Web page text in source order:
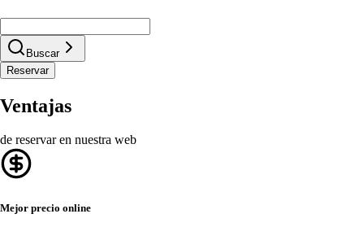
Buscar
Reservar
Ventajas
de reservar en nuestra web
Mejor precio online